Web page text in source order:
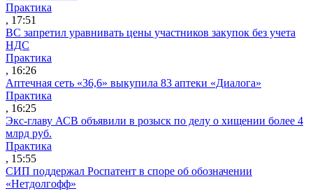
Практика
, 17:51
ВС запретил уравнивать цены участников закупок без учета
НДС
Практика
, 16:26
Аптечная сеть «36,6» выкупила 83 аптеки «Диалога»
Практика
, 16:25
Экс-главу АСВ объявили в розыск по делу о хищении более 4
млрд руб.
Практика
, 15:55
СИП поддержал Роспатент в споре об обозначении
«Нетдолгофф»